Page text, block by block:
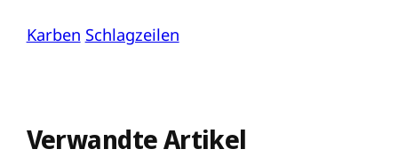
Karben Schlagzeilen
Verwandte Artikel